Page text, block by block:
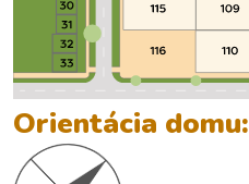
Orientácia domu: